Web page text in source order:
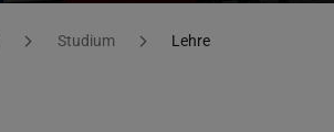
Studium Lehre